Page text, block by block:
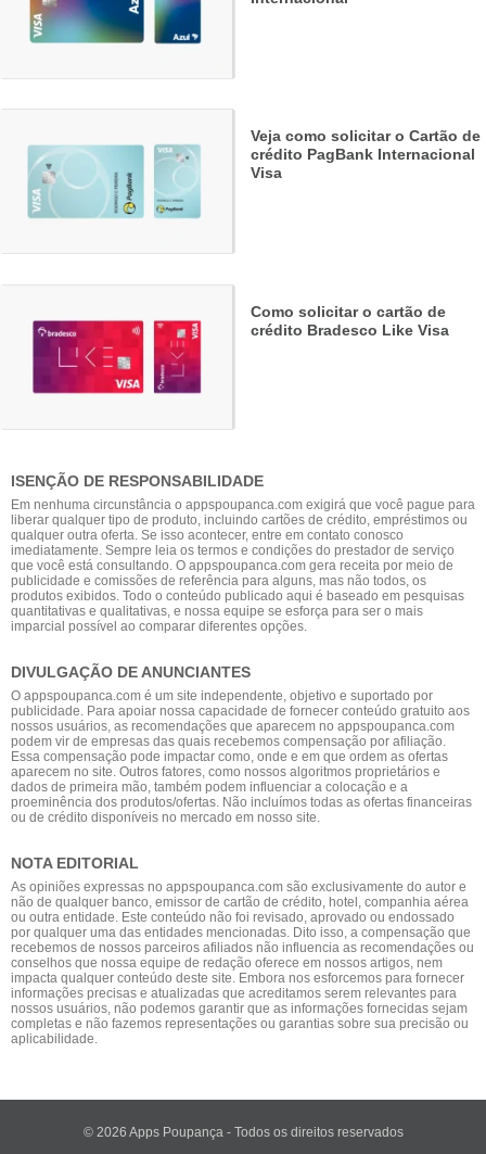
Veja como solicitar o Cartão de
crédito PagBank Internacional
Visa
Como solicitar o cartão de
crédito Bradesco Like Visa
ISENÇÃO DE RESPONSABILIDADE
Em nenhuma circunstância o appspoupanca.com exigirá que você pague para
liberar qualquer tipo de produto, incluindo cartões de crédito, empréstimos ou
qualquer outra oferta. Se isso acontecer, entre em contato conosco
imediatamente. Sempre leia os termos e condições do prestador de serviço
que você está consultando. O appspoupanca.com gera receita por meio de
publicidade e comissões de referência para alguns, mas não todos, os
produtos exibidos. Todo o conteúdo publicado aqui é baseado em pesquisas
quantitativas e qualitativas, e nossa equipe se esforça para ser o mais
imparcial possível ao comparar diferentes opções.
DIVULGAÇÃO DE ANUNCIANTES
O appspoupanca.com é um site independente, objetivo e suportado por
publicidade. Para apoiar nossa capacidade de fornecer conteúdo gratuito aos
nossos usuários, as recomendações que aparecem no appspoupanca.com
podem vir de empresas das quais recebemos compensação por afiliação.
Essa compensação pode impactar como, onde e em que ordem as ofertas
aparecem no site. Outros fatores, como nossos algoritmos proprietários e
dados de primeira mão, também podem influenciar a colocação e a
proeminência dos produtos/ofertas. Não incluímos todas as ofertas financeiras
ou de crédito disponíveis no mercado em nosso site.
NOTA EDITORIAL
As opiniões expressas no appspoupanca.com são exclusivamente do autor e
não de qualquer banco, emissor de cartão de crédito, hotel, companhia aérea
ou outra entidade. Este conteúdo não foi revisado, aprovado ou endossado
por qualquer uma das entidades mencionadas. Dito isso, a compensação que
recebemos de nossos parceiros afiliados não influencia as recomendações ou
conselhos que nossa equipe de redação oferece em nossos artigos, nem
impacta qualquer conteúdo deste site. Embora nos esforcemos para fornecer
informações precisas e atualizadas que acreditamos serem relevantes para
nossos usuários, não podemos garantir que as informações fornecidas sejam
completas e não fazemos representações ou garantias sobre sua precisão ou
aplicabilidade.
© 2026 Apps Poupança - Todos os direitos reservados